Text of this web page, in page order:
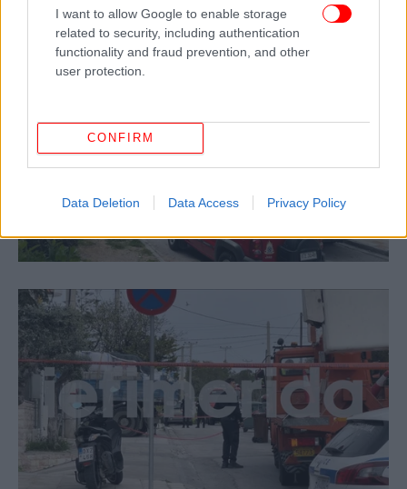
I want to allow Google to enable storage
related to security, including authentication
functionality and fraud prevention, and other
user protection.
CONFIRM
Data Deletion Data Access Privacy Policy